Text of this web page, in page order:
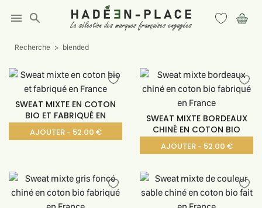
menu search
Recherche blended
SWEAT MIXTE EN COTON
BIO ET FABRIQUÉ EN
AJOUTER - 52.00 €
SWEAT MIXTE BORDEAUX
CHINÉ EN COTON BIO
AJOUTER - 52.00 €